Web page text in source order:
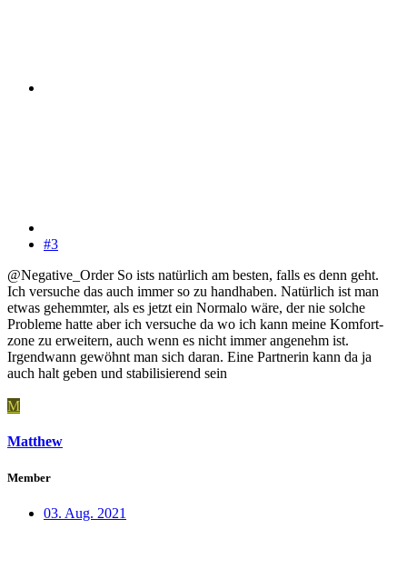
#3
@Negative_Order So ists natürlich am besten, falls es denn geht.
Ich versuche das auch immer so zu handhaben. Natürlich ist man
etwas gehemmter, als es jetzt ein Normalo wäre, der nie solche
Probleme hatte aber ich versuche da wo ich kann meine Komfort-
zone zu erweitern, auch wenn es nicht immer angenehm ist.
Irgendwann gewöhnt man sich daran. Eine Partnerin kann da ja
auch halt geben und stabilisierend sein
M
Matthew
Member
03. Aug. 2021